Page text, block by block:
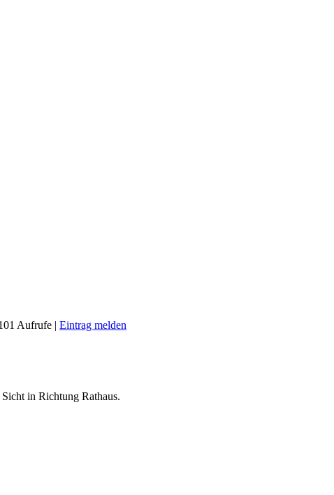
Aufrufe | Eintrag melden
in Richtung Rathaus.